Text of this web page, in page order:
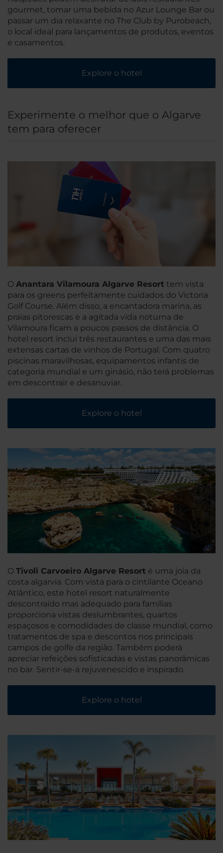
gourmet, tomar uma bebida no Azur Lounge Bar ou
passar um dia relaxante no The Club by Purobeach,
o local ideal para lançamentos de produtos, eventos
e casamentos.
Explore o hotel
Experimente o melhor que o Algarve
tem para oferecer
O Anantara Vilamoura Algarve Resort tem vista
para os greens perfeitamente cuidados do Victoria
Golf Course. Além disso, a encantadora marina, as
praias pitorescas e a agitada vida noturna de
Vilamoura ficam a poucos passos de distância. O
hotel resort inclui três restaurantes e uma das mais
extensas cartas de vinhos de Portugal. Com quatro
piscinas maravilhosas, equipamentos infantis de
categoria mundial e um ginásio, não terá problemas
em descontrair e desanuviar.
Explore o hotel
O Tivoli Carvoeiro Algarve Resort é uma joia da
costa algarvia. Com vista para o cintilante Oceano
Atlântico, este hotel resort naturalmente
descontraído mas adequado para famílias
proporciona vistas deslumbrantes, quartos
espaçosos e comodidades de classe mundial, como
tratamentos de spa e descontos nos principais
campos de golfe da região. Também poderá
apreciar refeições sofisticadas e vistas panorâmicas
no bar. Sentir-se-á rejuvenescido e inspirado.
Explore o hotel